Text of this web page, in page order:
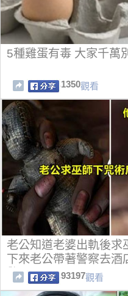
5種雞蛋有毒 大家千萬
1350觀看
老公知道老婆出軌後求
下來老公帶著警察去酒
驚呆了！
93197觀看